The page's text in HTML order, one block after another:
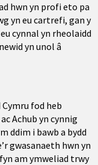
hwn yn profi eto pa
yn eu cartrefi, gan y
cynnal yn rheolaidd
yn unol â
fod heb
Achub yn cynnig
ddim i bawb a bydd
gwasanaeth hwn yn
am ymweliad trwy